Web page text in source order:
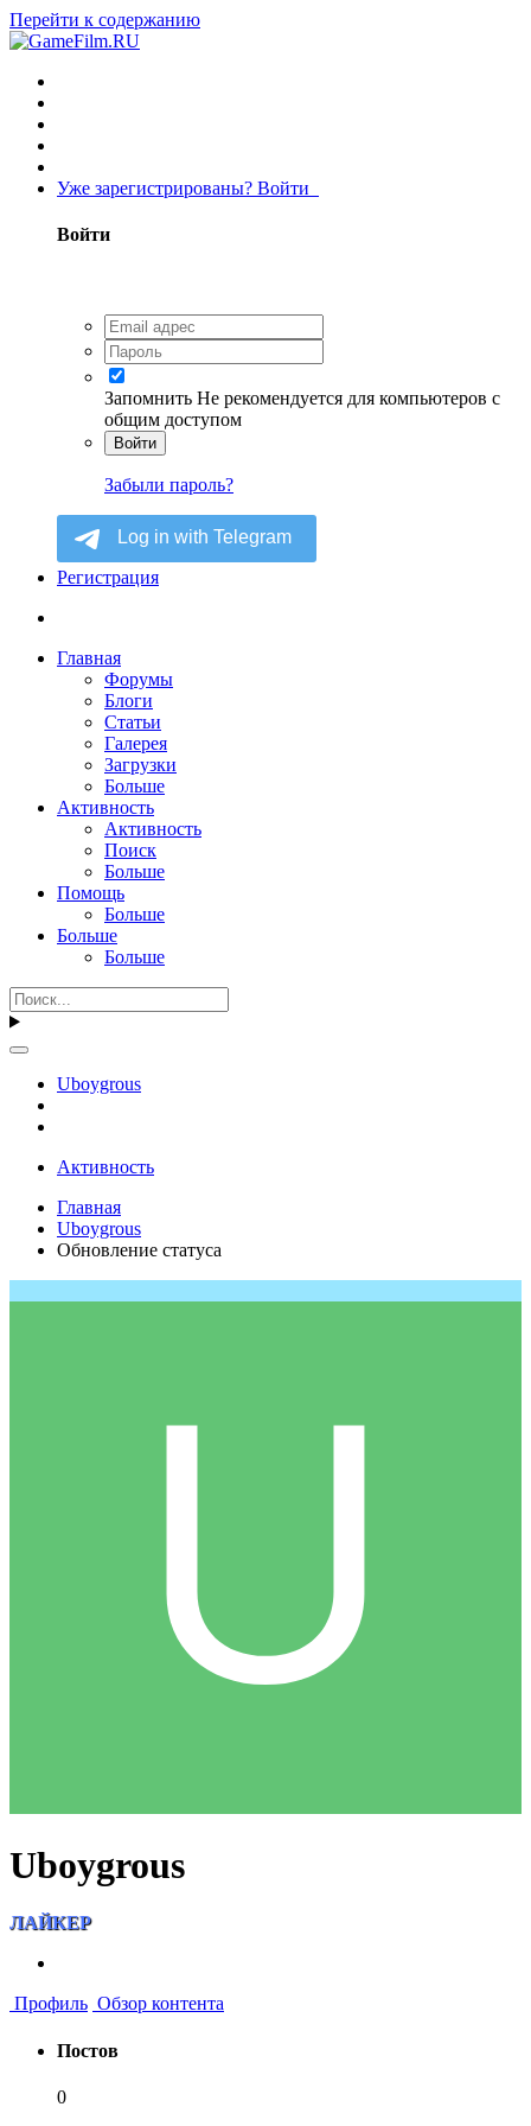
Перейти к содержанию
Уже зарегистрированы? Войти
Войти
Запомнить Не рекомендуется для компьютеров с
общим доступом
Войти
Забыли пароль?
Регистрация
Главная
Форумы
Блоги
Статьи
Галерея
Загрузки
Больше
Активность
Активность
Поиск
Больше
Помощь
Больше
Больше
Больше
Uboygrous
Активность
Главная
Uboygrous
Обновление статуса
Uboygrous
ЛАЙКЕР
Профиль Обзор контента
Постов
0